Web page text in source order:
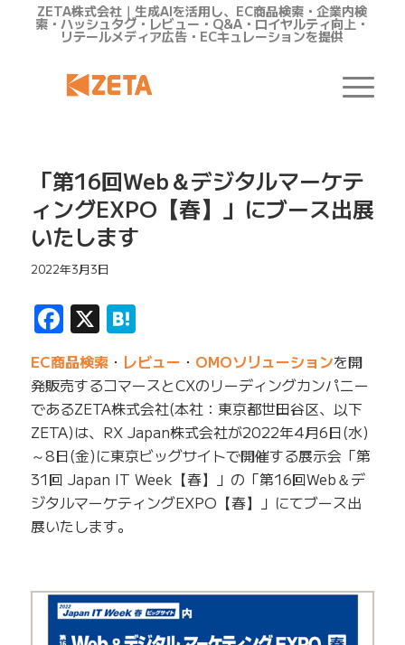
ZETA株式会社｜生成AIを活用し、EC商品検索・企業内検
索・ハッシュタグ・レビュー・Q&A・ロイヤルティ向上・
リテールメディア広告・ECキュレーションを提供
「第16回Web＆デジタルマーケテ
ィングEXPO【春】」にブース出展
いたします
2022年3月3日
Facebook
X Hatena
EC商品検索・ レビュー ・ OMOソリューションを開
発販売するコマースとCXのリーディングカンパニー
であるZETA株式会社(本社：東京都世田谷区、以下
ZETA)は、RX Japan株式会社が2022年4月6日(水)
～8日(金)に東京ビッグサイトで開催する展示会「第
31回 Japan IT Week【春】」の「第16回Web＆デ
ジタルマーケティングEXPO【春】」にてブース出
展いたします。